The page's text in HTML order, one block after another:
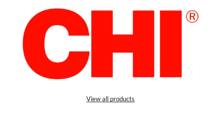
View all products